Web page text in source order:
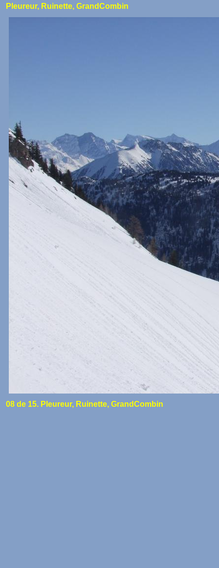
Pleureur, Ruinette, GrandCombin
08 de 15. Pleureur, Ruinette, GrandCombin